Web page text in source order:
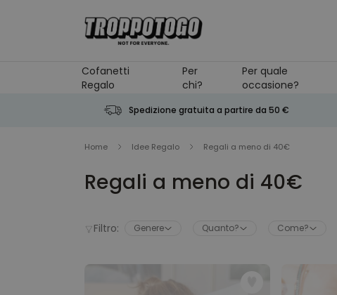
Cofanetti
Regalo
Per
chi?
Per quale
occasione?
Spedizione gratuita a partire da 50 €
Home Idee Regalo Regali a meno di 40€
Regali a meno di 40€
Filtro: Genere Quanto? Come?